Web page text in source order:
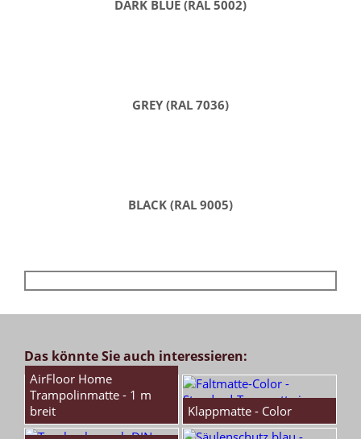
DARK BLUE (RAL 5002)
GREY (RAL 7036)
BLACK (RAL 9005)
Das könnte Sie auch interessieren:
AirFloor Home
Trampolinmatte - 1 m
breit
Klappmatte - Color